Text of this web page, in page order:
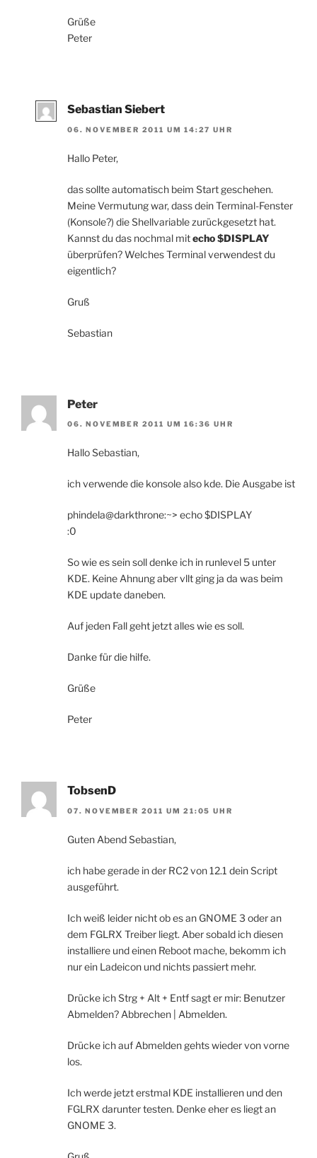
Grüße
Peter
Sebastian Siebert
06. NOVEMBER 2011 UM 14:27 UHR
Hallo Peter,
das sollte automatisch beim Start geschehen.
Meine Vermutung war, dass dein Terminal-Fenster
(Konsole?) die Shellvariable zurückgesetzt hat.
Kannst du das nochmal mitecho $DISPLAY
überprüfen? Welches Terminal verwendest du
eigentlich?
Gruß
Sebastian
Peter
06. NOVEMBER 2011 UM 16:36 UHR
Hallo Sebastian,
ich verwende die konsole also kde. Die Ausgabe ist
phindela@darkthrone:~> echo $DISPLAY
:0
So wie es sein soll denke ich in runlevel 5 unter
KDE. Keine Ahnung aber vllt ging ja da was beim
KDE update daneben.
Auf jeden Fall geht jetzt alles wie es soll.
Danke für die hilfe.
Grüße
Peter
TobsenD
07. NOVEMBER 2011 UM 21:05 UHR
Guten Abend Sebastian,
ich habe gerade in der RC2 von 12.1 dein Script
ausgeführt.
Ich weiß leider nicht ob es an GNOME 3 oder an
dem FGLRX Treiber liegt. Aber sobald ich diesen
installiere und einen Reboot mache, bekomm ich
nur ein Ladeicon und nichts passiert mehr.
Drücke ich Strg + Alt + Entf sagt er mir: Benutzer
Abmelden? Abbrechen | Abmelden.
Drücke ich auf Abmelden gehts wieder von vorne
los.
Ich werde jetzt erstmal KDE installieren und den
FGLRX darunter testen. Denke eher es liegt an
GNOME 3.